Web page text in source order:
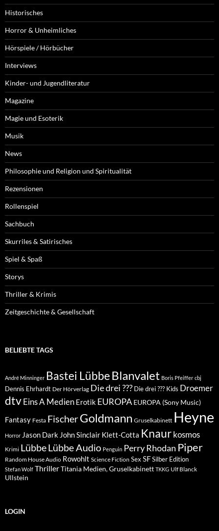
Historisches
Horror & Unheimliches
Hörspiele / Hörbücher
Interviews
Kinder- und Jugendliteratur
Magazine
Magie und Esoterik
Musik
News
Philosophie und Religion und Spiritualität
Rezensionen
Rollenspiel
Sachbuch
Skurriles & Satirisches
Spiel & Spaß
Storys
Thriller & Krimis
Zeitgeschichte & Gesellschaft
BELIEBTE TAGS
André Minninger Bastei Lübbe Blanvalet Boris Pfeiffer cbj
Dennis Ehrhardt Der Hörverlag Die drei ??? Die drei ??? Kids Droemer
dtvEins A Medien Erotik EUROPA EUROPA (Sony Music)
Fantasy Festa FischerGoldmann Gruselkabinett Heyne
Horror Jason Dark John Sinclair Klett-Cotta Knaur kosmos
Krimi LübbeLübbe Audio Penguin Perry Rhodan Piper
Random House Audio Rowohlt Science Fiction Sex SFSilber Edition
Stefan Wolf ThrillerTitania Medien, Gruselkabinett TKKG Ulf Blanck
Ullstein
LOGIN